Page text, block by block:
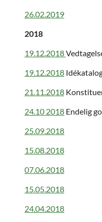
26.02.2019
2018
19.12.2018
19.12.2018
21.11.2018
24.10 2018 Endelig
25.09.2018
15.08.2018
07.06.2018
15.05.2018
24.04.2018